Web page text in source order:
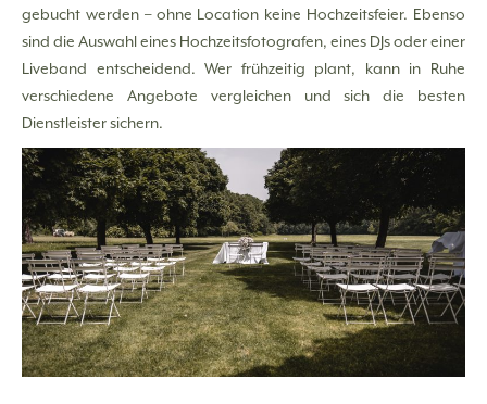
gebucht werden – ohne Location keine Hochzeitsfeier. Ebenso
sind die Auswahl eines Hochzeitsfotografen, eines DJs oder einer
Liveband entscheidend. Wer frühzeitig plant, kann in Ruhe
verschiedene Angebote vergleichen und sich die besten
Dienstleister sichern.